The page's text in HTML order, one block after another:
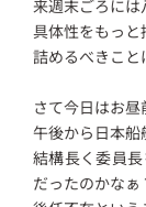
来週末ごろに
具体性をもっと
詰めるべきこと
さて今日はお昼
午後から日本船
結構長く委員
だったのかなぁ